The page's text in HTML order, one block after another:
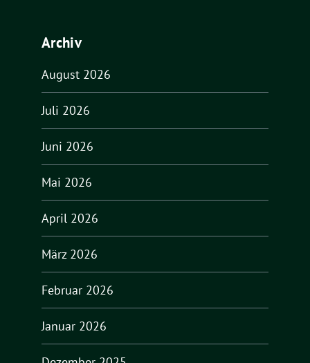
Archiv
August 2026
Juli 2026
Juni 2026
Mai 2026
April 2026
März 2026
Februar 2026
Januar 2026